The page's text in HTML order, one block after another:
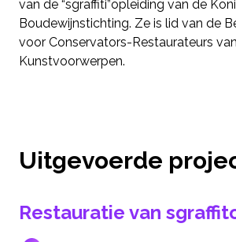
van de “sgraffiti”opleiding van de
Boudewijnstichting. Ze is lid van de
voor Conservators-Restaurateurs van
Kunstvoorwerpen.
Uitgevoerde
Restauratie van